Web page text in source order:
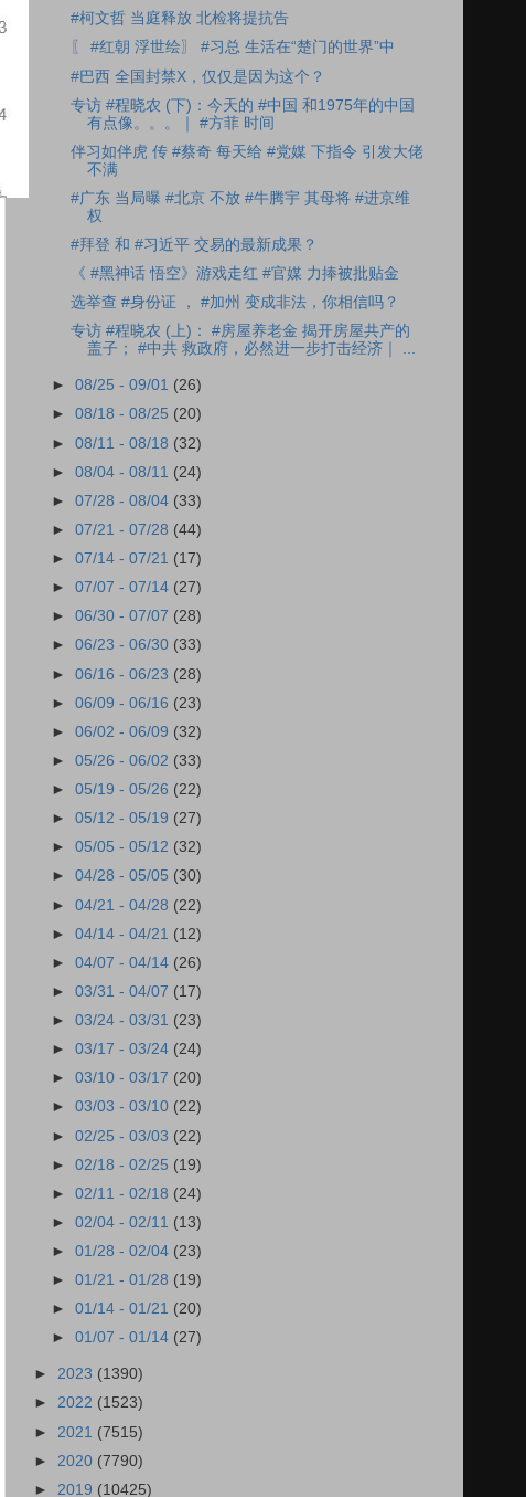
#柯文哲 当庭释放 北检将提抗告
〖 #红朝 浮世绘〗 #习总 生活在“楚门的世界”中
#巴西 全国封禁X，仅仅是因为这个？
专访 #程晓农 (下)：今天的 #中国 和1975年的中国
有点像。。。｜ #方菲 时间
伴习如伴虎 传 #蔡奇 每天给 #党媒 下指令 引发大佬
不满
#广东 当局曝 #北京 不放 #牛腾宇 其母将 #进京维
权
#拜登 和 #习近平 交易的最新成果？
《 #黑神话 悟空》游戏走红 #官媒 力捧被批贴金
选举查 #身份证 ， #加州 变成非法，你相信吗？
专访 #程晓农 (上)： #房屋养老金 揭开房屋共产的
盖子； #中共 救政府，必然进一步打击经济｜ ...
►08/25 - 09/01 (26)
►08/18 - 08/25 (20)
►08/11 - 08/18 (32)
►08/04 - 08/11 (24)
►07/28 - 08/04 (33)
►07/21 - 07/28 (44)
►07/14 - 07/21 (17)
►07/07 - 07/14 (27)
►06/30 - 07/07 (28)
►06/23 - 06/30 (33)
►06/16 - 06/23 (28)
►06/09 - 06/16 (23)
►06/02 - 06/09 (32)
►05/26 - 06/02 (33)
►05/19 - 05/26 (22)
►05/12 - 05/19 (27)
►05/05 - 05/12 (32)
►04/28 - 05/05 (30)
►04/21 - 04/28 (22)
►04/14 - 04/21 (12)
►04/07 - 04/14 (26)
►03/31 - 04/07 (17)
►03/24 - 03/31 (23)
►03/17 - 03/24 (24)
►03/10 - 03/17 (20)
►03/03 - 03/10 (22)
►02/25 - 03/03 (22)
►02/18 - 02/25 (19)
►02/11 - 02/18 (24)
►02/04 - 02/11 (13)
►01/28 - 02/04 (23)
►01/21 - 01/28 (19)
►01/14 - 01/21 (20)
►01/07 - 01/14 (27)
► 2023 (1390)
► 2022 (1523)
► 2021 (7515)
► 2020 (7790)
► 2019 (10425)